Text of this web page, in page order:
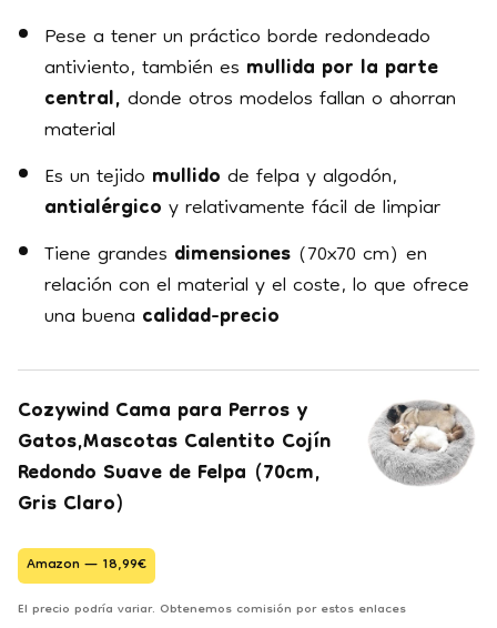
Pese a tener un práctico borde redondeado
antiviento, también esmullida por la parte
central,donde otros modelos fallan o ahorran
material
Es un tejidomullidode felpa y algodón,
antialérgicoy relativamente fácil de limpiar
Tiene grandesdimensiones(70x70 cm) en
relación con el material y el coste, lo que ofrece
una buenacalidad-precio
Cozywind Cama para Perros y
Gatos,Mascotas Calentito Cojín
Redondo Suave de Felpa (70cm,
Gris Claro)
Amazon — 18,99€
El precio podría variar. Obtenemos comisión por estos enlaces